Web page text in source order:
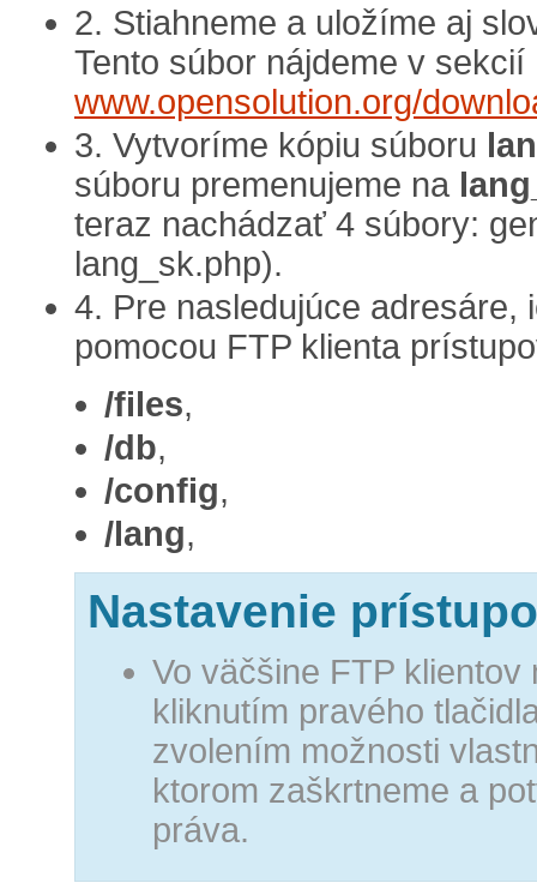
2. Stiahneme a uložíme aj
Tento súbor nájdeme v sekcií
www.opensolution.org/
3. Vytvoríme kópiu súboru
súboru premenujeme na
teraz nachádzať 4 súbory:
lang_sk.php).
4. Pre nasledujúce
pomocou FTP klienta
/files,
/db,
/config,
/lang,
Nastavenie
Vo väčšine FTP
kliknutím pravého
zvolením možnosti
ktorom zaškrtneme a
práva.